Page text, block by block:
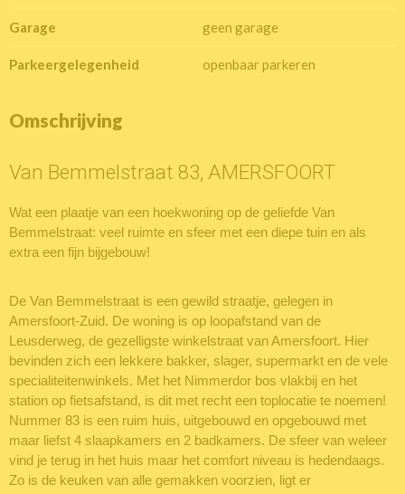
Garage geen garage
Parkeergelegenheid openbaar parkeren
Omschrijving
Van Bemmelstraat 83, AMERSFOORT
Wat een plaatje van een hoekwoning op de geliefde Van
Bemmelstraat: veel ruimte en sfeer met een diepe tuin en als
extra een fijn bijgebouw!
De Van Bemmelstraat is een gewild straatje, gelegen in
Amersfoort-Zuid. De woning is op loopafstand van de
Leusderweg, de gezelligste winkelstraat van Amersfoort. Hier
bevinden zich een lekkere bakker, slager, supermarkt en de vele
specialiteitenwinkels. Met het Nimmerdor bos vlakbij en het
station op fietsafstand, is dit met recht een toplocatie te noemen!
Nummer 83 is een ruim huis, uitgebouwd en opgebouwd met
maar liefst 4 slaapkamers en 2 badkamers. De sfeer van weleer
vind je terug in het huis maar het comfort niveau is hedendaags.
Zo is de keuken van alle gemakken voorzien, ligt er